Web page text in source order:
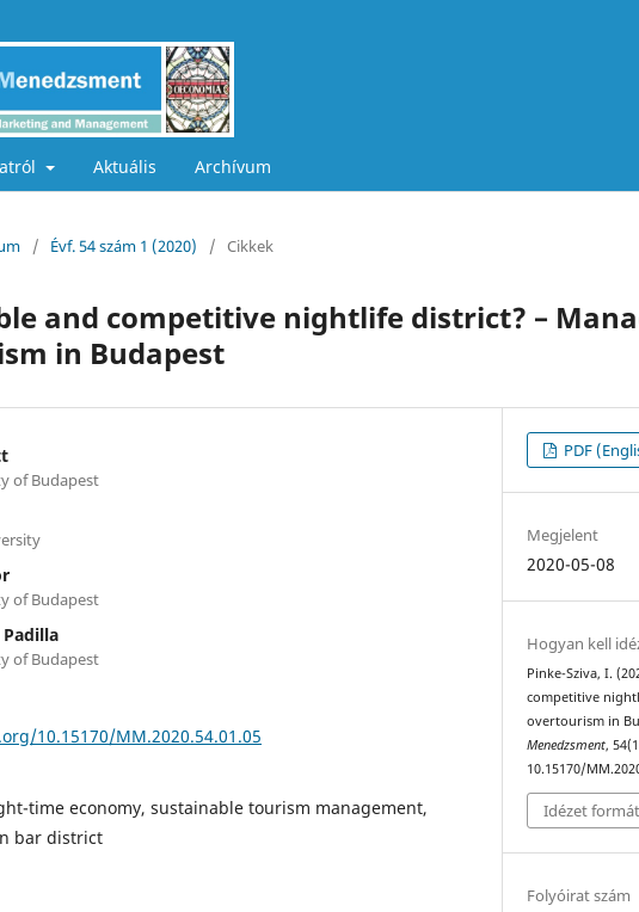
Aktuális Archívum
/ Évf. 54 szám 1 (2020) / Cikkek
and competitive nightlife district? –
in Budapest
of Budapest
of Budapest
of Budapest
10.15170/MM.2020.54.01.05
time economy, sustainable tourism management,
bar district
PDF
Megjelent
2020-05-08
Hogyan kell
Pinke-Sziva, I.
competitive
overtourism in
Menedzsment,
10.15170/
Idézet
Folyóirat szám